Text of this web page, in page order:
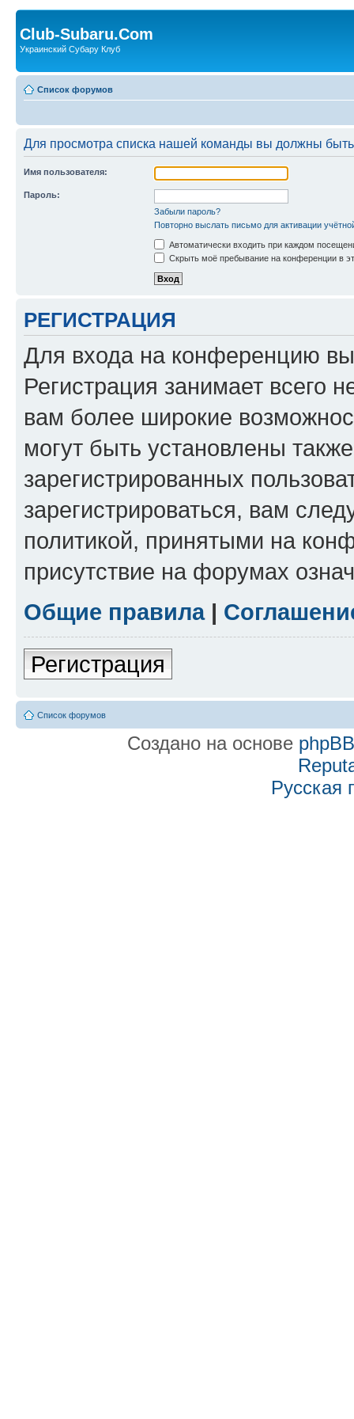
Club-Subaru.Com
Украинский Субару Клуб
Список форумов
Для просмотра списка нашей команды вы должны
Имя пользователя:
Пароль:
Забыли пароль?
Повторно выслать письмо для активации
Автоматически входить при каждом
Скрыть моё пребывание на конференции в
РЕГИСТРАЦИЯ
Для входа на конференцию
Регистрация занимает всего
вам более широкие
могут быть установлены
зарегистрированных
зарегистрироваться, вам
политикой, принятыми на
присутствие на форумах
Общие правила|
Регистрация
Список форумов
Создано на основе phpBB
Русская